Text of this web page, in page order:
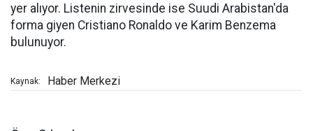
yer alıyor. Listenin zirvesinde ise Suudi Arabistan'da
forma giyen Cristiano Ronaldo ve Karim Benzema
bulunuyor.
Kaynak: Haber Merkezi